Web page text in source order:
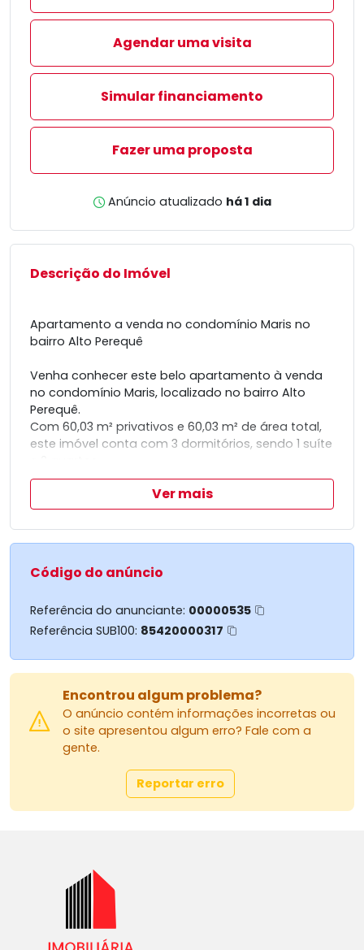
Agendar uma visita
Simular financiamento
Fazer uma proposta
Anúncio atualizado há 1 dia
Descrição do Imóvel
Apartamento a venda no condomínio Maris no
bairro Alto Perequê
Venha conhecer este belo apartamento à venda
no condomínio Maris, localizado no bairro Alto
Perequê.
Com 60,03 m² privativos e 60,03 m² de área total,
este imóvel conta com 3 dormitórios, sendo 1 suíte
Não perca essa oportunidade, agende agora a
Ver mais
Código do anúncio
Referência do anunciante: 00000535
Referência SUB100: 85420000317
Encontrou algum problema?
O anúncio contém informações incorretas ou
o site apresentou algum erro? Fale com a
gente.
Reportar erro